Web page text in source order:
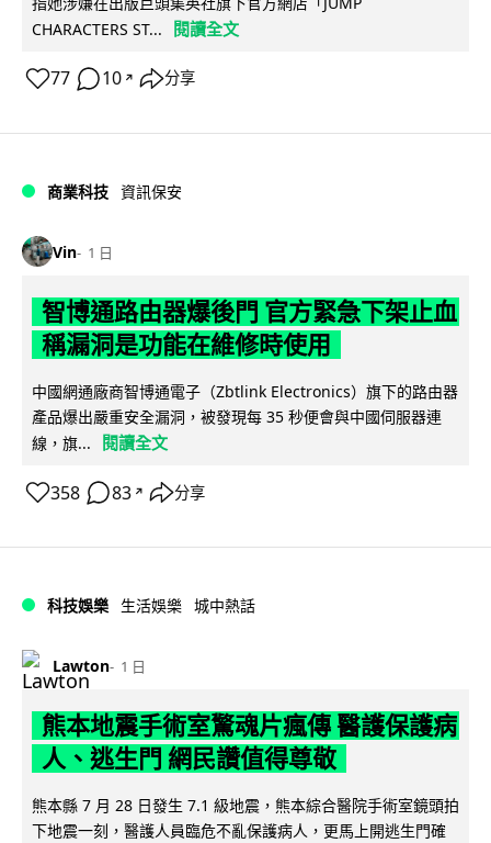
CHARACTERS ST...
閱讀全文
77 10 ↗ 分享
商業科技 資訊保安
Vin 1 日
智博通路由器爆後門 官方緊急下架止血
稱漏洞是功能在維修時使用
中國網通廠商智博通電子（Zbtlink Electronics）旗下的路由器
產品爆出嚴重安全漏洞，被發現每 35 秒便會與中國伺服器連
線，旗...
閱讀全文
358 83 ↗ 分享
科技娛樂 生活娛樂 城中熱話
Lawton 1 日
熊本地震手術室驚魂片瘋傳 醫護保護病
人、逃生門 網民讚值得尊敬
熊本縣 7 月 28 日發生 7.1 級地震，熊本綜合醫院手術室鏡頭拍
下地震一刻，醫護人員臨危不亂保護病人，更馬上開逃生門確